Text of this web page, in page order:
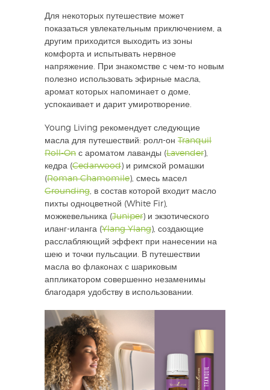
Для некоторых путешествие может
показаться увлекательным приключением, а
другим приходится выходить из зоны
комфорта и испытывать нервное
напряжение. При знакомстве с чем-то новым
полезно использовать эфирные масла,
аромат которых напоминает о доме,
успокаивает и дарит умиротворение.
Young Living рекомендует следующие
масла для путешествий: ролл-он Tranquil
Roll-On с ароматом лаванды (Lavender),
кедра (Cedarwood) и римской ромашки
(Roman Chamomile), смесь масел
Grounding, в состав которой входит масло
пихты одноцветной (White Fir),
можжевельника (Juniper) и экзотического
иланг-иланга (Ylang Ylang), создающие
расслабляющий эффект при нанесении на
шею и точки пульсации. В путешествии
масла во флаконах с шариковым
аппликатором совершенно незаменимы
благодаря удобству в использовании.